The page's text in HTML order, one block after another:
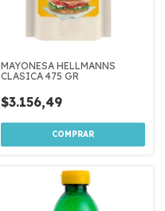
MAYONESA HELLMANNS
CLASICA 475 GR
$3.156,49